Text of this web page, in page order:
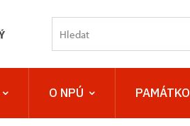
O NPÚ